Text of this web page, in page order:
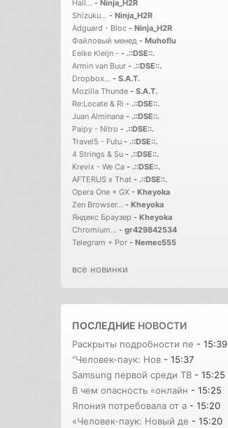
Hail... - Ninja_H2R
Shizuku... - Ninja_H2R
Adguard - Bloc - Ninja_H2R
Файловый менед - Muhoflu
Eelke Kleijn - - .::DSE::.
Armin van Buur - .::DSE::.
Dropbox... - S.A.T.
Mozilla Thunde - S.A.T.
Re:Locate & Ri - .::DSE::.
Juan Alminana - .::DSE::.
Paipy - Nitro - .::DSE::.
Travel5 - Futu - .::DSE::.
4 Strings & Su - .::DSE::.
Krevix - We Ca - .::DSE::.
AFTERUS x That - .::DSE::.
Opera One + GX - Kheyoka
Zen Browser... - Kheyoka
Яндекс Браузер - Kheyoka
Chromium... - gr429842534
Telegram + Por - Nemec555
все новинки
ПОСЛЕДНИЕ НОВОСТИ
Раскрыты подробности пе - 15:39
"Человек-паук: Нов - 15:37
Samsung первой среди ТВ - 15:25
В чем опасность «онлайн - 15:25
Япония потребовала от а - 15:20
«Человек-паук: Новый де - 15:20